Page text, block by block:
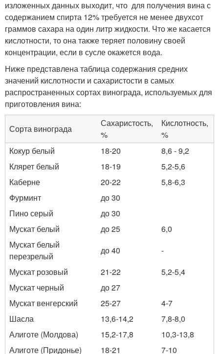
изложенных данных выходит, что для получения вина с
содержанием спирта 12% требуется не менее двухсот
граммов сахара на один литр жидкости. Что же касается
кислотности, то она также теряет половину своей
концентрации, если в сусле окажется вода.
Ниже представлена таблица содержания средних
значений кислотности и сахаристости в самых
распространенных сортах винограда, используемых для
приготовления вина:
Сорта винограда
Сахаристость,
%
Кислотность,
%
Кокур белый
18-20
8,6 - 9,2
Клярет белый
18-19
5,2-5,6
Каберне
20-22
5,8-6,3
Фурминт
до 30
Пино серый
до 30
Мускат белый
до 25
6,0
Мускат белый
перезрелый
до 40
-
Мускат розовый
21-22
5,2-5,4
Мускат черный
до 27
Мускат венгерский
25-27
4-7
Шасла
13,6-14,2
7,8-8,0
Алиготе (Молдова)
15,2-17,8
10,3-13,8
Алиготе (Придонье)
18-21
7-10